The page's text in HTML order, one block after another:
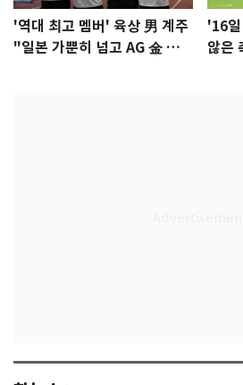
'역대 최고 멤버' 육상 男 계주
"일본 가뿐히 넘고 AG 金 따겠
'16일
않은